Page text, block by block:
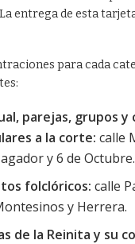
entrega de esta
para cada
parejas, grupos y
a la corte: calle
y 6 de Octubre.
folclóricos: calle
y Herrera.
de la Reinita y su